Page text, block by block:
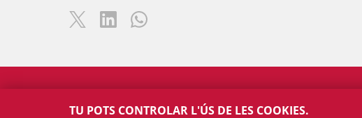
TU POTS CONTROLAR L'ÚS DE LES COOKIES.